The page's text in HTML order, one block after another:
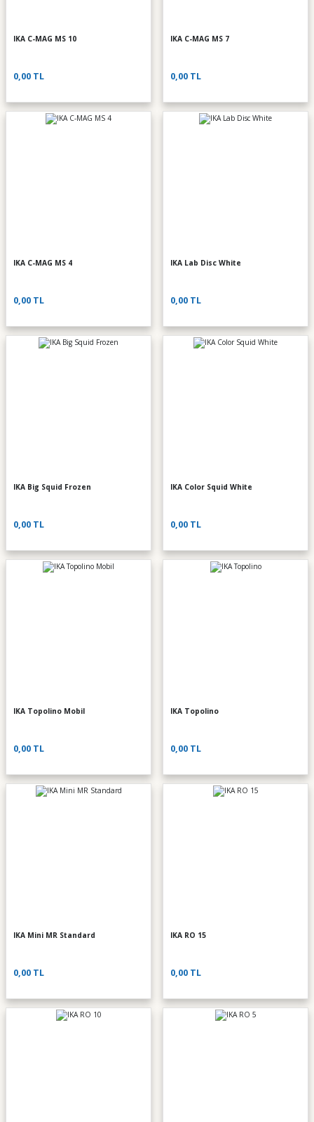
IKA C-MAG MS 10
0,00 TL
IKA C-MAG MS 7
0,00 TL
IKA C-MAG MS 4
0,00 TL
IKA Lab Disc White
0,00 TL
IKA Big Squid Frozen
0,00 TL
IKA Color Squid White
0,00 TL
IKA Topolino Mobil
0,00 TL
IKA Topolino
0,00 TL
IKA Mini MR Standard
0,00 TL
IKA RO 15
0,00 TL